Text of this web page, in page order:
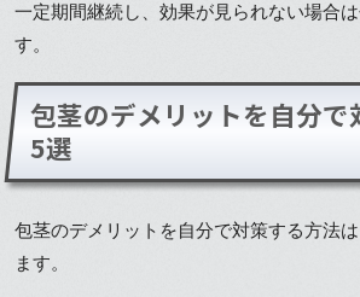
一定期間継続し、効果が見られない場合
す。
包茎のデメリットを自分で
5選
包茎のデメリットを自分で対策する方法
ます。